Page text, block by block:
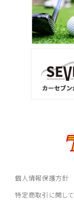
個人情報保護方針
特定商取引に関して